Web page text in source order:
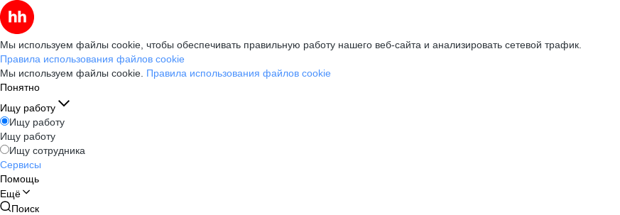
Мы используем файлы cookie, чтобы обеспечивать правильную работу нашего веб-сайта и анализировать сетевой трафик.
Правила использования файлов cookie
Мы используем файлы cookie. Правила использования файлов cookie
Понятно
Ищу работу
Ищу работу
Ищу работу
Ищу сотрудника
Сервисы
Помощь
Ещё
Поиск